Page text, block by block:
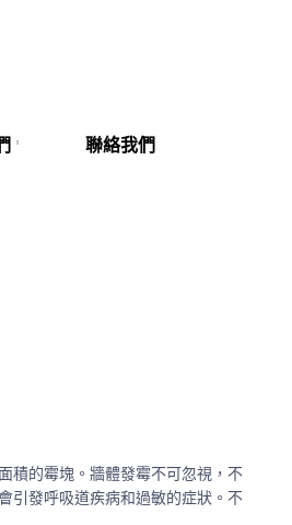
聯絡我們
積的霉塊。牆體發霉不可忽視，不
引發呼吸道疾病和過敏的症狀。不